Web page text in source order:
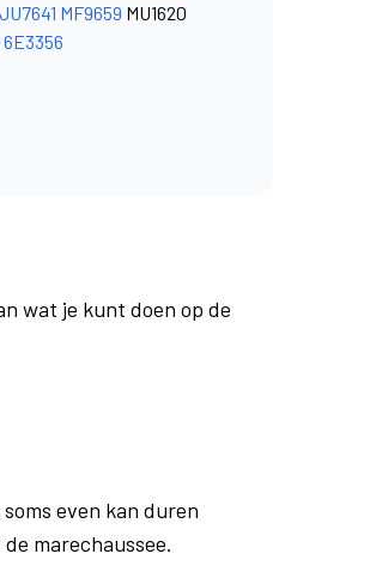
JU7641 MF9659 MU1620
6E3356
wat je kunt doen op de
even kan duren
marechaussee.